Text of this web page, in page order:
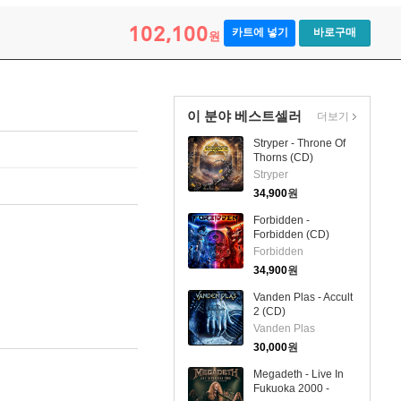
102,100원 카트에 넣기 바로구매
이 분야 베스트셀러
Stryper - Throne Of
Thorns (CD)
Stryper
34,900원
Forbidden -
Forbidden (CD)
Forbidden
34,900원
Vanden Plas - Accult
2 (CD)
Vanden Plas
30,000원
Megadeth - Live In
Fukuoka 2000 -
더보기